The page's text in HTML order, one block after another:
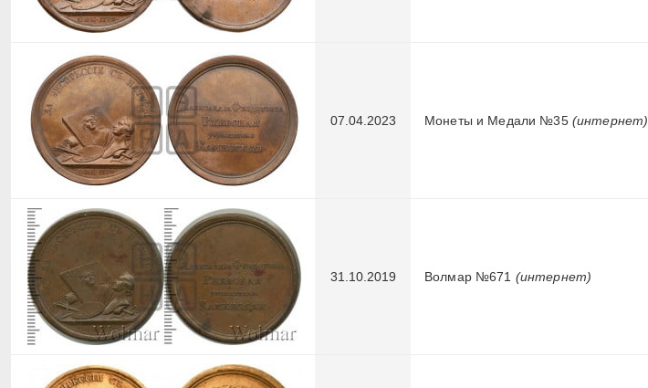
07.04.2023 Монеты и Медали №35 (интернет)
31.10.2019 Волмар №671 (интернет)